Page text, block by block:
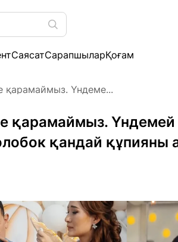
СаясатСарапшыларҚоғам
қарамаймыз. Үндеме...
қарамаймыз.
қандай құпияны